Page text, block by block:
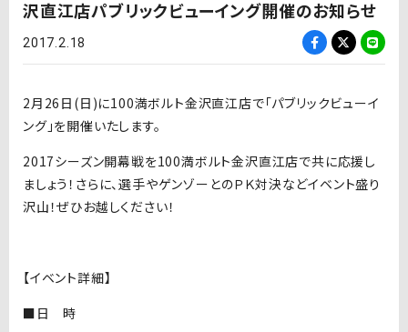
沢直江店パブリックビューイング開催のお知らせ
2017.2.18
2月26日(日)に100満ボルト金沢直江店で「パブリックビューイ
ング」を開催いたします。
2017シーズン開幕戦を100満ボルト金沢直江店で共に応援し
ましょう！さらに、選手やゲンゾーとのＰＫ対決などイベント盛り
沢山！ぜひお越しください！
【イベント詳細】
■日 時